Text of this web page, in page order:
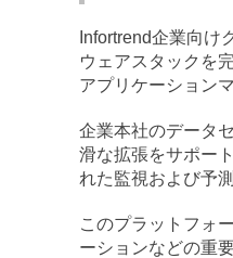
Infortrend企業向け
ウェアスタックを
アプリケーション
企業本社のデータ
滑な拡張をサポー
れた監視および予
このプラットフォ
ーションなどの重